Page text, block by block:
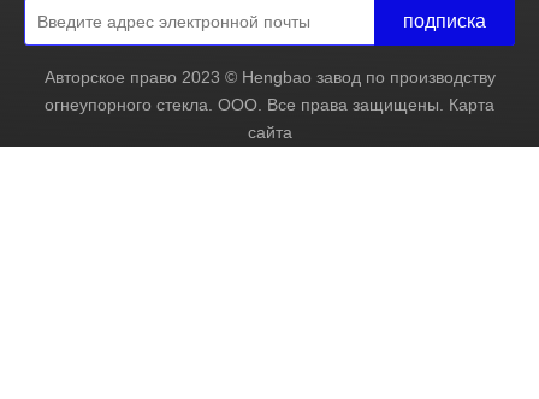
подписка
Авторское право 2023 © Hengbao завод по производству
огнеупорного стекла. ООО. Все права защищены. Карта
сайта